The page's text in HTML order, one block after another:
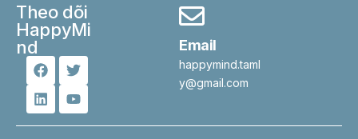
Theo dõi
HappyMi
nd
Email
happymind.taml
y@gmail.com